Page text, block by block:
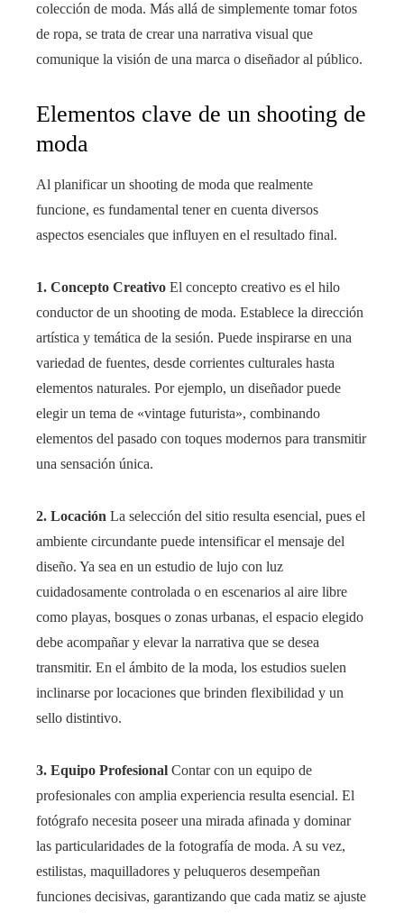
colección de moda. Más allá de simplemente tomar fotos
de ropa, se trata de crear una narrativa visual que
comunique la visión de una marca o diseñador al público.
Elementos clave de un shooting de
moda
Al planificar un shooting de moda que realmente
funcione, es fundamental tener en cuenta diversos
aspectos esenciales que influyen en el resultado final.
1. Concepto Creativo El concepto creativo es el hilo
conductor de un shooting de moda. Establece la dirección
artística y temática de la sesión. Puede inspirarse en una
variedad de fuentes, desde corrientes culturales hasta
elementos naturales. Por ejemplo, un diseñador puede
elegir un tema de «vintage futurista», combinando
elementos del pasado con toques modernos para transmitir
una sensación única.
2. Locación La selección del sitio resulta esencial, pues el
ambiente circundante puede intensificar el mensaje del
diseño. Ya sea en un estudio de lujo con luz
cuidadosamente controlada o en escenarios al aire libre
como playas, bosques o zonas urbanas, el espacio elegido
debe acompañar y elevar la narrativa que se desea
transmitir. En el ámbito de la moda, los estudios suelen
inclinarse por locaciones que brinden flexibilidad y un
sello distintivo.
3. Equipo Profesional Contar con un equipo de
profesionales con amplia experiencia resulta esencial. El
fotógrafo necesita poseer una mirada afinada y dominar
las particularidades de la fotografía de moda. A su vez,
estilistas, maquilladores y peluqueros desempeñan
funciones decisivas, garantizando que cada matiz se ajuste